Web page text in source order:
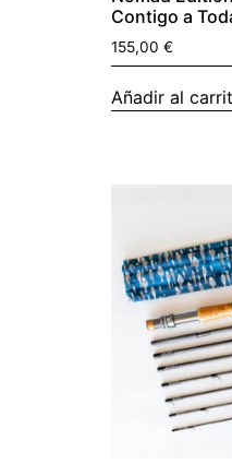
Contigo a
155,00 €
Añadir al